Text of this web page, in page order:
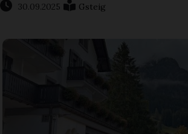
30.09.2025 Gsteig